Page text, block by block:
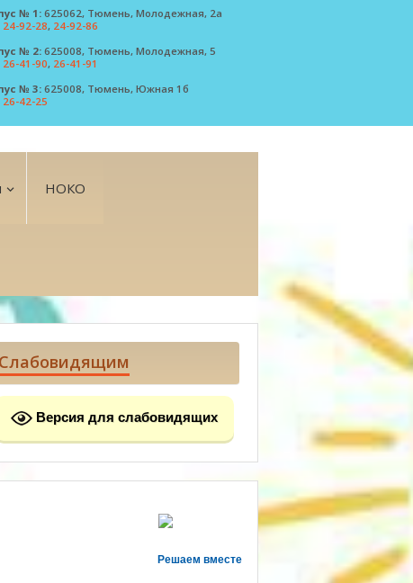
№ 1: 625062, Тюмень, Молодежная, 2а
24-92-28, 24-92-86
№ 2: 625008, Тюмень, Молодежная, 5
26-41-90, 26-41-91
№ 3: 625008, Тюмень, Южная 1б
26-42-25
НОКО
Слабовидящим
Версия для слабовидящих
Решаем вместе